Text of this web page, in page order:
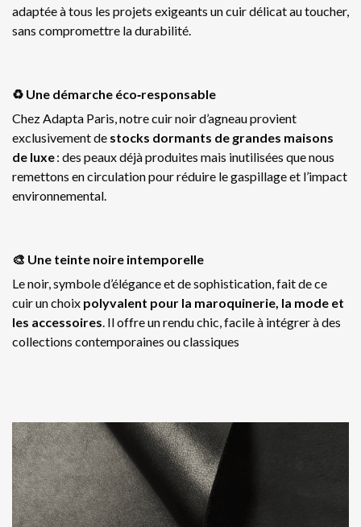
adaptée à tous les projets exigeants un cuir délicat au toucher,
sans compromettre la durabilité.
♻️ Une démarche éco‑responsable
Chez Adapta Paris, notre cuir noir d’agneau provient
exclusivement de stocks dormants de grandes maisons
de luxe: des peaux déjà produites mais inutilisées que nous
remettons en circulation pour réduire le gaspillage et l’impact
environnemental.
🎨 Une teinte noire intemporelle
Le noir, symbole d’élégance et de sophistication, fait de ce
cuir un choix polyvalent pour la maroquinerie, la mode et
les accessoires. Il offre un rendu chic, facile à intégrer à des
collections contemporaines ou classiques